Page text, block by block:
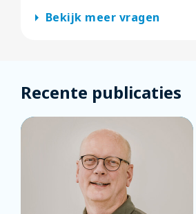
arrow_right Bekijk meer vragen
Recente publicaties